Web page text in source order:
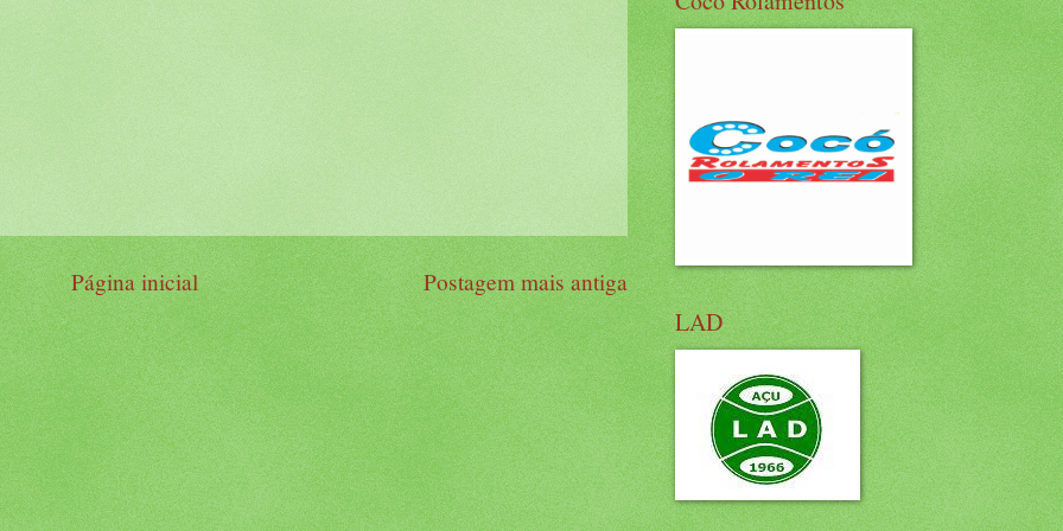
Postagem mais antiga
Página inicial
LAD